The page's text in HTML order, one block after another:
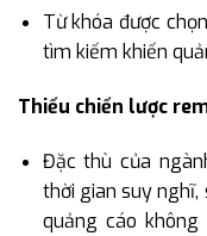
Từ khóa được
tìm kiếm khiến
Thiếu chiến lược
Đặc thù của
thời gian suy nghĩ,
quảng cáo